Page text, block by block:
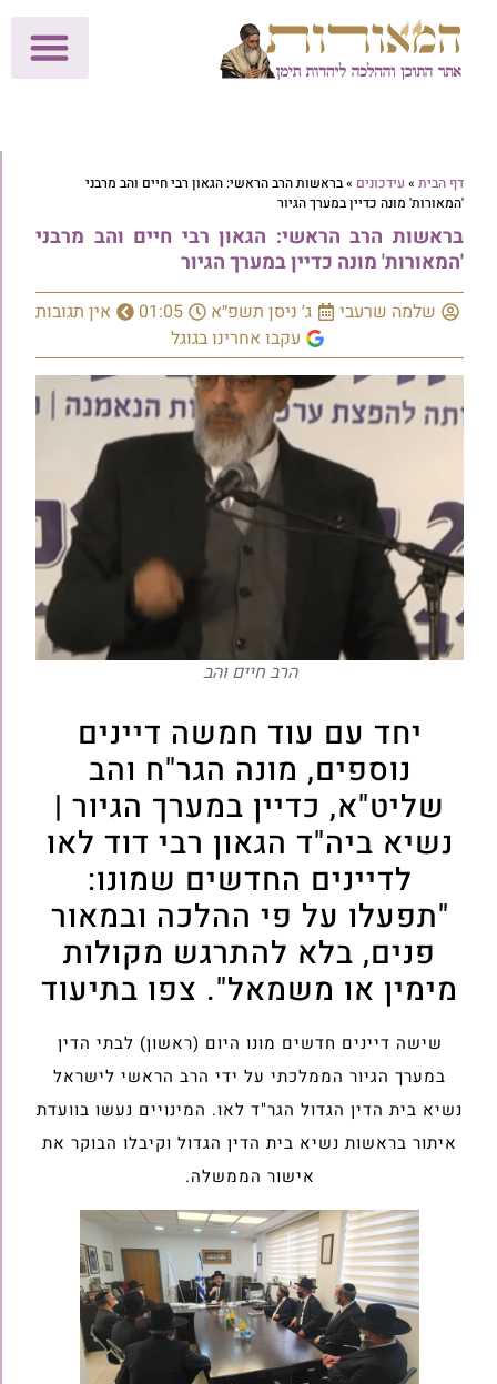
דף הבית » עידכונים »בראשות הרב הראשי: הגאון רבי חיים והב מרבני
'המאורות' מונה כדיין במערך הגיור
בראשות הרב הראשי: הגאון רבי חיים והב מרבני
'המאורות' מונה כדיין במערך הגיור
שלמה שרעבי ג׳ ניסן תשפ״א 01:05
אין תגובות
עקבו אחרינו בגוגל
הרב חיים והב
יחד עם עוד חמשה דיינים
נוספים, מונה הגר"ח והב
שליט"א, כדיין במערך הגיור |
נשיא ביה"ד הגאון רבי דוד לאו
לדיינים החדשים שמונו:
"תפעלו על פי ההלכה ובמאור
פנים, בלא להתרגש מקולות
מימין או משמאל". צפו בתיעוד
שישה דיינים חדשים מונו היום (ראשון) לבתי הדין
במערך הגיור הממלכתי על ידי הרב הראשי לישראל
נשיא בית הדין הגדול הגר"ד לאו. המינויים נעשו בוועדת
איתור בראשות נשיא בית הדין הגדול וקיבלו הבוקר את
אישור הממשלה.